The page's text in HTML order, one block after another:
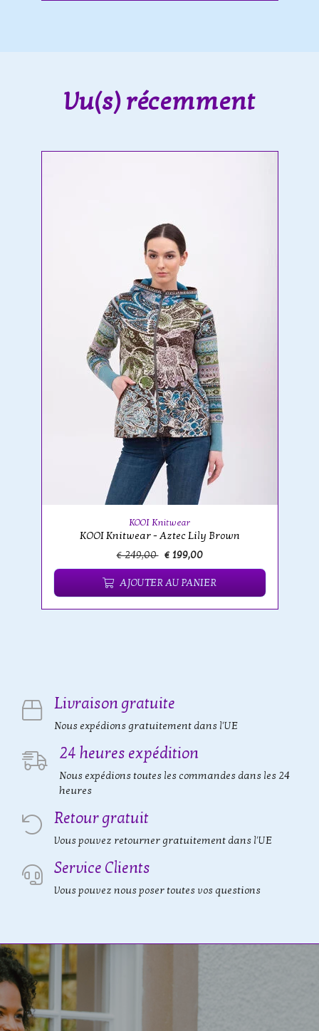
Vu(s) récemment
KOOI Knitwear
KOOI Knitwear - Aztec Lily Brown
€ 249,00 € 199,00
AJOUTER AU PANIER
Livraison gratuite
Nous expédions gratuitement dans l'UE
24 heures expédition
Nous expédions toutes les commandes dans les 24
heures
Retour gratuit
Vous pouvez retourner gratuitement dans l'UE
Service Clients
Vous pouvez nous poser toutes vos questions